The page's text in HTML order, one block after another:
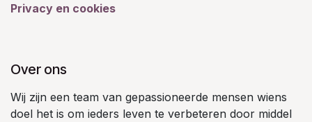
Privacy en cookies
Over ons
Wij zijn een team van gepassioneerde mensen wiens
doel het is om ieders leven te verbeteren door middel